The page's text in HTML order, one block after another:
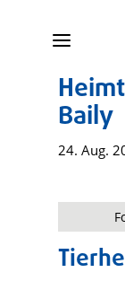
a
Baily
24. Aug.